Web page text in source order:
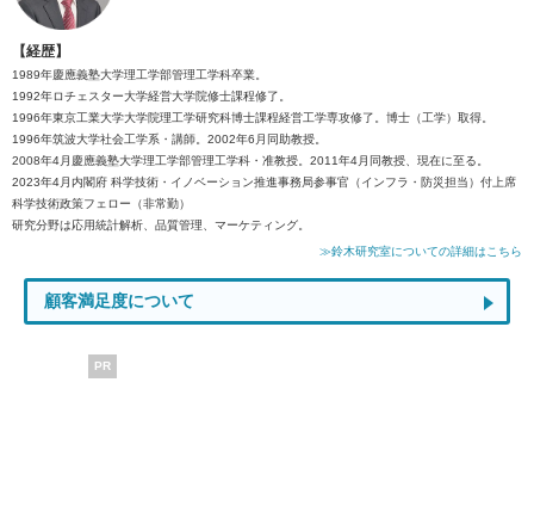
【経歴】
1989年慶應義塾大学理工学部管理工学科卒業。
1992年ロチェスター大学経営大学院修士課程修了。
1996年東京工業大学大学院理工学研究科博士課程経営工学専攻修了。博士（工学）取得。
1996年筑波大学社会工学系・講師。2002年6月同助教授。
2008年4月慶應義塾大学理工学部管理工学科・准教授。2011年4月同教授、現在に至る。
2023年4月内閣府 科学技術・イノベーション推進事務局参事官（インフラ・防災担当）付上席
科学技術政策フェロー（非常勤）
研究分野は応用統計解析、品質管理、マーケティング。
≫鈴木研究室についての詳細はこちら
顧客満足度について
PR